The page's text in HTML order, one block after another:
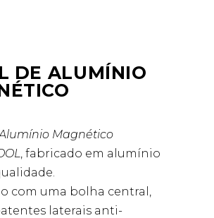
DE ALUMÍNIO
Magnético
, fabricado em alumínio
com uma bolha central,
laterais anti-